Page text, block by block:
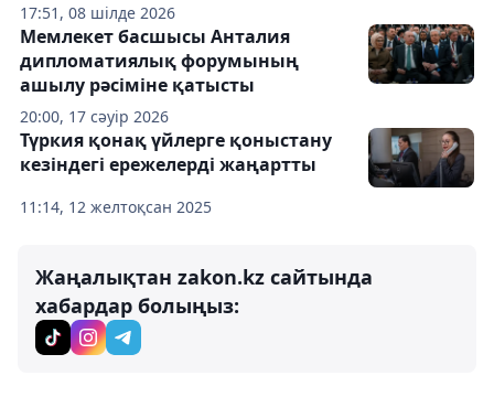
17:51, 08 шілде 2026
20:00, 17 сәуір 2026
Мемлекет басшысы Анталия
дипломатиялық форумының
ашылу рәсіміне қатысты
11:14, 12 желтоқсан 2025
Түркия қонақ үйлерге қоныстану
кезіндегі ережелерді жаңартты
Жаңалықтан zakon.kz сайтында
хабардар болыңыз: